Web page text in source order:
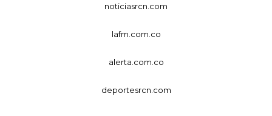
noticiasrcn.com
lafm.com.co
alerta.com.co
deportesrcn.com